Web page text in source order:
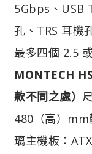
5Gbps、USB
孔、TRS 耳機
最多四個 2.5
MONTECH
款不同之處）
480（高）mm
璃主機板：